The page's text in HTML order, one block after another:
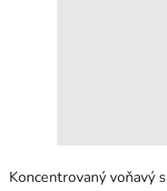
Koncentrovaný voňavý